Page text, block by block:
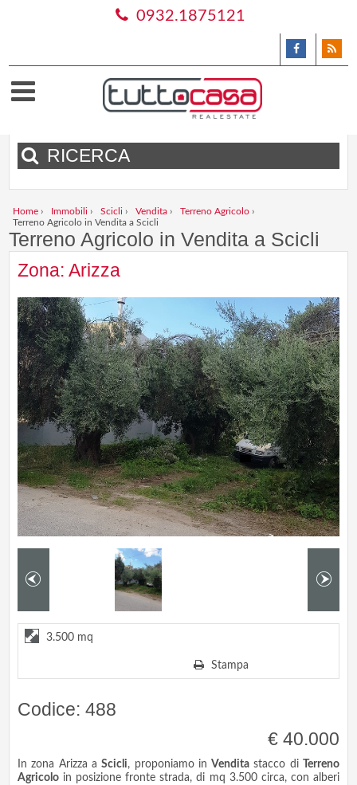
0932.1875121
RICERCA
Home › Immobili › Scicli › Vendita › Terreno Agricolo ›
Terreno Agricolo in Vendita a Scicli
Terreno Agricolo in Vendita a Scicli
Zona: Arizza
3.500 mq
Stampa
Codice: 488
€ 40.000
In zona Arizza aScicli, proponiamo inVendita stacco di
Terreno
Agricolo in posizione fronte strada, di mq 3.500 circa, con alberi